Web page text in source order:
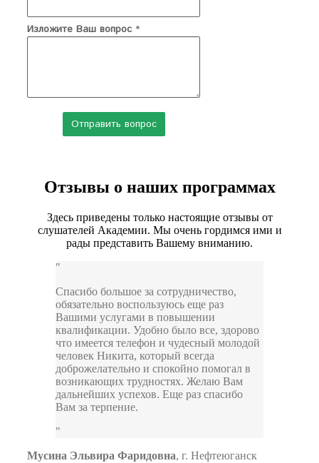
Изложите Ваш вопрос *
Отзывы о наших программах
Здесь приведены только настоящие отзывы от
слушателей Академии. Мы очень гордимся ими и
рады представить Вашему вниманию.
Спасибо большое за сотрудничество,
обязательно воспользуюсь еще раз
Вашими услугами в повышении
квалификации. Удобно было все, здорово
что имеется телефон и чудесный молодой
человек Никита, который всегда
доброжелательно и спокойно помогал в
возникающих трудностях. Желаю Вам
дальнейших успехов. Еще раз спасибо
Вам за терпение.
Мусина Эльвира Фаридовна, г. Нефтеюганск